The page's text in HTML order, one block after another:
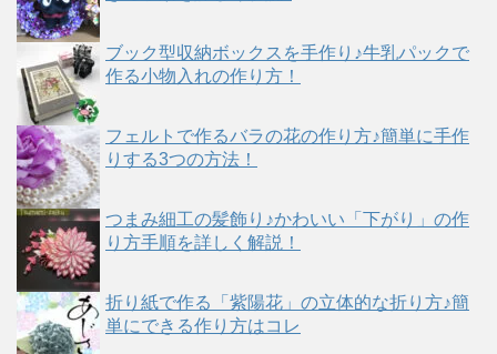
ブック型収納ボックスを手作り♪牛乳パックで
作る小物入れの作り方！
フェルトで作るバラの花の作り方♪簡単に手作
りする3つの方法！
つまみ細工の髪飾り♪かわいい「下がり」の作
り方手順を詳しく解説！
折り紙で作る「紫陽花」の立体的な折り方♪簡
単にできる作り方はコレ